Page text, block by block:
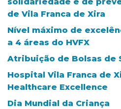
de Vila Franca de Xira
Nível máximo de
a 4 áreas do HVFX
Atribuição de Bolsas de
Hospital Vila Franca de
Healthcare Excellence
Dia Mundial da Criança